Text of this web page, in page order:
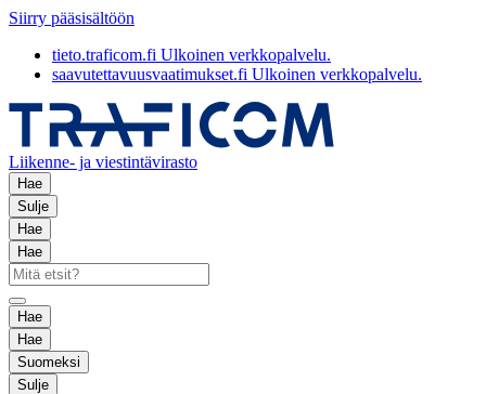
Siirry pääsisältöön
tieto.traficom.fi Ulkoinen verkkopalvelu.
saavutettavuusvaatimukset.fi Ulkoinen verkkopalvelu.
Liikenne- ja viestintävirasto
Hae
Sulje
Hae
Hae
Hae
Hae
Suomeksi
Sulje